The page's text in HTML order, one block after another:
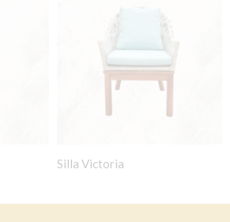
Silla Victoria